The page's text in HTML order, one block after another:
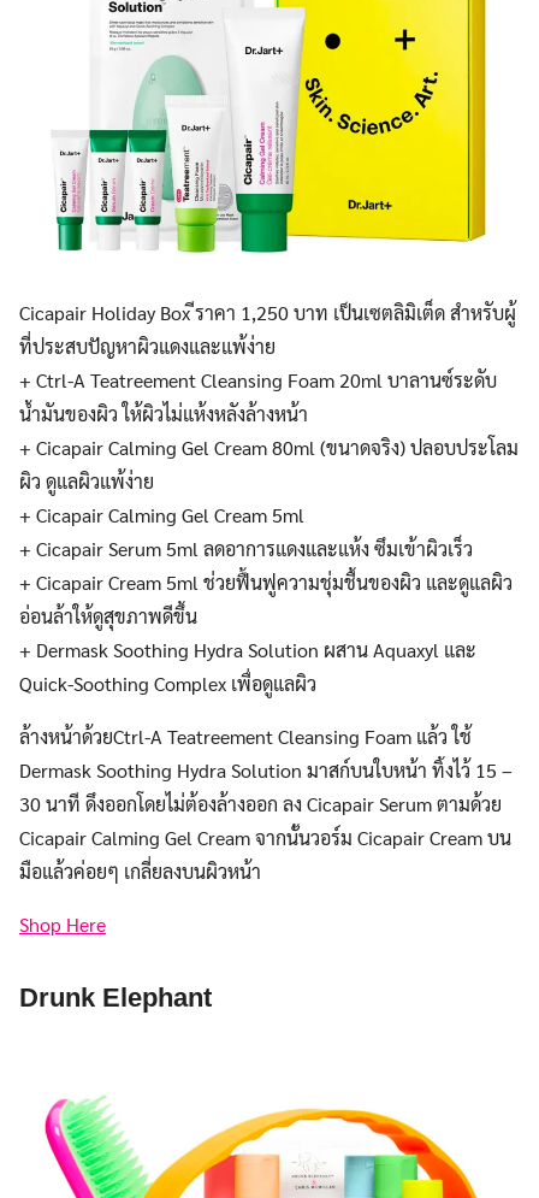
Cicapair Holiday Box ีราคา 1,250 บาท เป็นเซตลิมิเต็ด สำหรับผู้
ที่ประสบปัญหาผิวแดงและแพ้ง่าย
+ Ctrl-A Teatreement Cleansing Foam 20ml บาลานซ์ระดับ
น้ำมันของผิว ให้ผิวไม่แห้งหลังล้างหน้า
+ Cicapair Calming Gel Cream 80ml (ขนาดจริง) ปลอบประโลม
ผิว ดูแลผิวแพ้ง่าย
+ Cicapair Calming Gel Cream 5ml
+ Cicapair Serum 5ml ลดอาการแดงและแห้ง ซึมเข้าผิวเร็ว
+ Cicapair Cream 5ml ช่วยฟื้นฟูความชุ่มชื้นของผิว และดูแลผิว
อ่อนล้าให้ดูสุขภาพดีขึ้น
+ Dermask Soothing Hydra Solution ผสาน Aquaxyl และ
Quick-Soothing Complex เพื่อดูแลผิว
ล้างหน้าด้วยCtrl-A Teatreement Cleansing Foam แล้ว ใช้
Dermask Soothing Hydra Solution มาสก์บนใบหน้า ทิ้งไว้ 15 –
30 นาที ดึงออกโดยไม่ต้องล้างออก ลง Cicapair Serum ตามด้วย
Cicapair Calming Gel Cream จากนั้นวอร์ม Cicapair Cream บน
มือแล้วค่อยๆ เกลี่ยลงบนผิวหน้า
Shop Here
Drunk Elephant